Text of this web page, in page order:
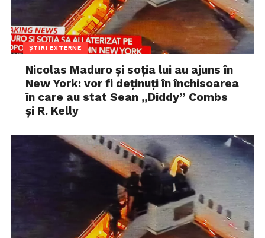
ȘTIRI EXTERNE
Nicolas Maduro și soția lui au ajuns în
New York: vor fi deținuți în închisoarea
în care au stat Sean „Diddy” Combs
și R. Kelly